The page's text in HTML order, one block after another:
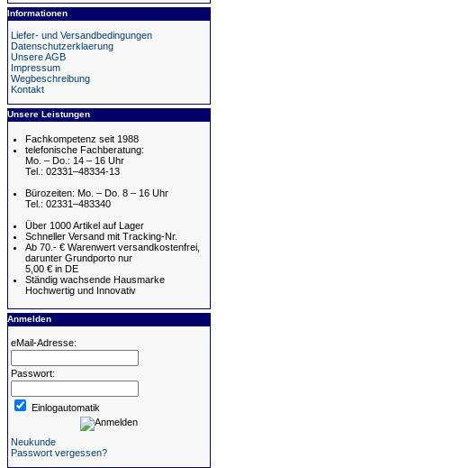
Informationen
Liefer- und Versandbedingungen
Datenschutzerklaerung
Unsere AGB
Impressum
Wegbeschreibung
Kontakt
Unsere Leistungen
Fachkompetenz seit 1988
telefonische Fachberatung:
Mo. – Do.: 14 – 16 Uhr
Tel.: 02331–48334-13
Bürozeiten: Mo. – Do. 8 – 16 Uhr
Tel.: 02331–483340
Über 1000 Artikel auf Lager
Schneller Versand mit Tracking-Nr.
Ab 70.- € Warenwert versandkostenfrei,
darunter Grundporto nur
5,00 € in DE
Ständig wachsende Hausmarke
Hochwertig und Innovativ
Anmelden
eMail-Adresse:
Passwort:
Einlogautomatik
Neukunde
Passwort vergessen?